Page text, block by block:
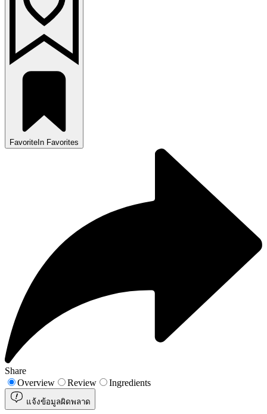
Favorite In Favorites
Share
Overview
Review Ingredients
แจ้งข้อมูลผิดพลาด